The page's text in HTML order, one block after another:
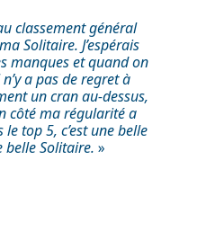
classement général
Solitaire. J’espérais
manques et quand on
a pas de regret à
un cran au-dessus,
côté ma régularité a
top 5, c’est une belle
belle Solitaire. »